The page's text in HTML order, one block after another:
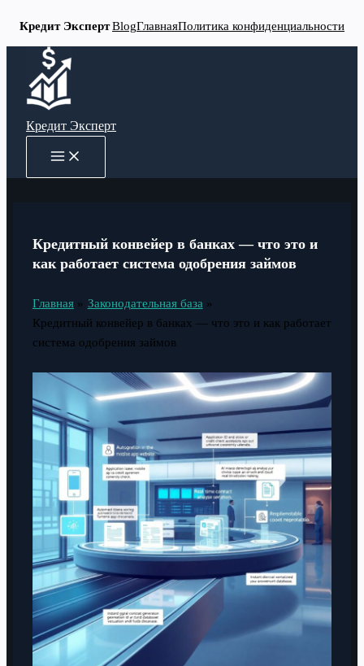
Кредит ЭкспертBlogГлавнаяПолитика конфиденциальности
Перейти
содержимому
Кредит Эксперт
MAIN
MENU
Кредитный конвейер в банках — что это и
как работает система одобрения займов
Главная
Законодательная база
Кредитный конвейер в банках — что это и как работает
система одобрения займов